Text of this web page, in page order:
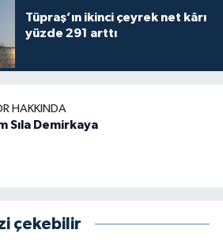
Tüpraş’ın ikinci çeyrek net kârı
yüzde 291 arttı
HAKKINDA
Sıla Demirkaya
çekebilir